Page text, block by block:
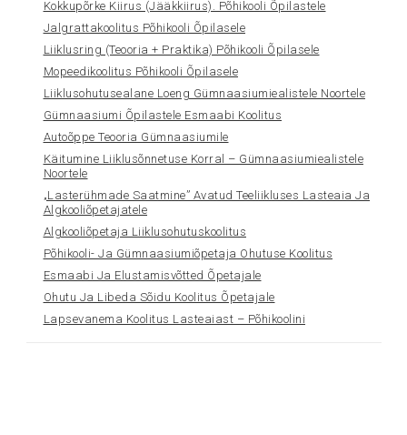
Kokkupõrke Kiirus (jääkkiirus). Põhikooli Õpilastele
Jalgrattakoolitus Põhikooli Õpilasele
Liiklusring (teooria + Praktika) Põhikooli Õpilasele
Mopeedikoolitus Põhikooli Õpilasele
Liiklusohutusealane Loeng Gümnaasiumiealistele Noortele
Gümnaasiumi Õpilastele Esmaabi Koolitus
Autoõppe Teooria Gümnaasiumile
Käitumine Liiklusõnnetuse Korral – Gümnaasiumiealistele
Noortele
„Lasterühmade Saatmine” Avatud Teeliikluses Lasteaia Ja
Algkooliõpetajatele
Algkooliõpetaja Liiklusohutuskoolitus
Põhikooli- Ja Gümnaasiumiõpetaja Ohutuse Koolitus
Esmaabi Ja Elustamisvõtted Õpetajale
Ohutu Ja Libeda Sõidu Koolitus Õpetajale
Lapsevanema Koolitus Lasteaiast – Põhikoolini